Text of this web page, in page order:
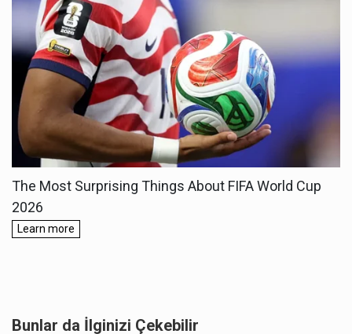
Bunlar da İlginizi Çekebilir